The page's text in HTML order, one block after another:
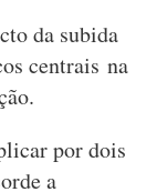
da subida
centrais na
por dois
a